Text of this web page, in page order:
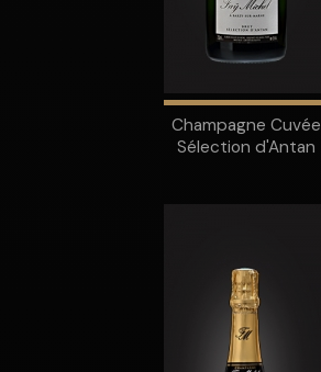
Champagne Cuvée
Sélection d'Antan